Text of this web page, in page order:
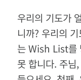
우리의 기도가
니까? 우리의
는Wish List를
못 합니다. 주님,